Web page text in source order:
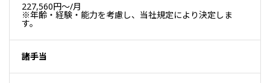
227,560円～/月
※年齢・経験・能力を考慮し、当社規定により決定しま
す。
諸手当